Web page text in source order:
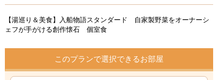
【湯巡り＆美食】入船物語スタンダード 自家製野菜をオーナーシ
ェフが手がける創作懐石 個室食
このプランで選択できるお部屋